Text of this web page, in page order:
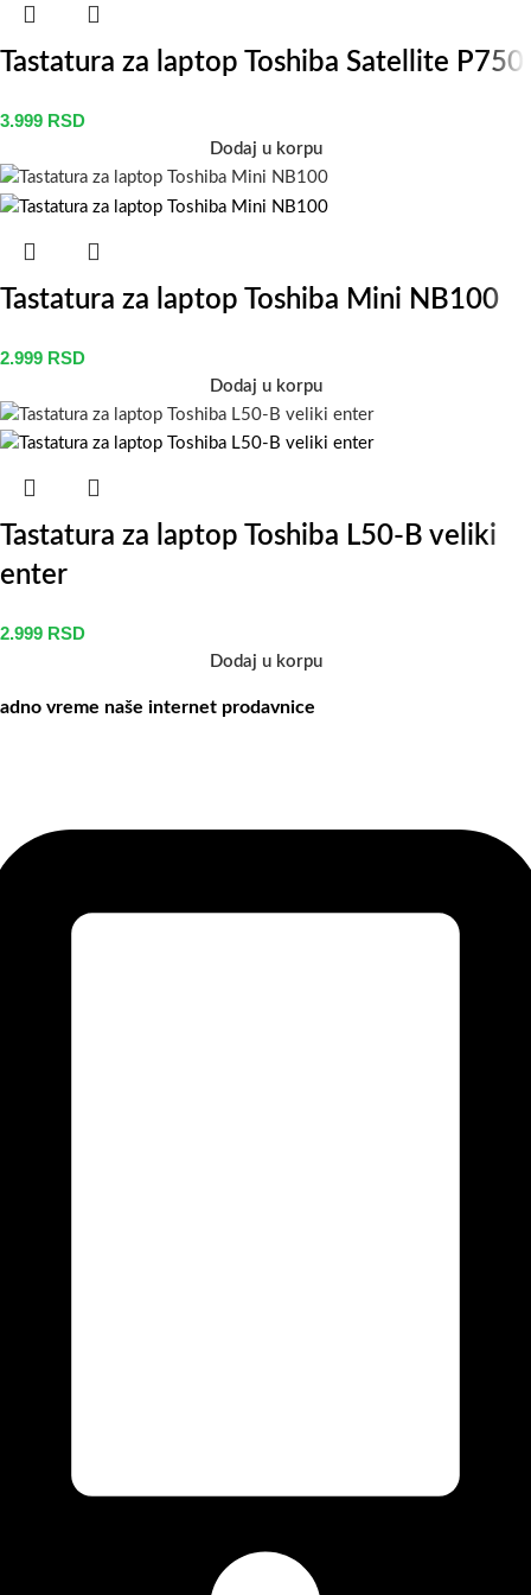
Tastatura za laptop Toshiba Satellite P750
3.999 RSD
Dodaj u korpu
Tastatura za laptop Toshiba Mini NB100
2.999 RSD
Dodaj u korpu
Tastatura za laptop Toshiba L50-B veliki
enter
2.999 RSD
Dodaj u korpu
vreme naše internet prodavnice